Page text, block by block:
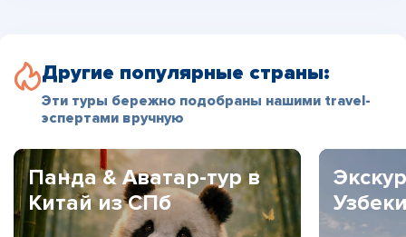
Другие популярные страны:
Эти туры бережно подобраны нашими travel-
эспертами вручную
Панда & Аватар-тур в
Китай из СПб